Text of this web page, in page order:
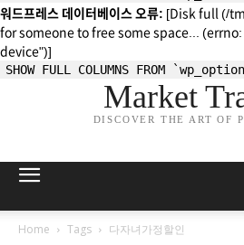
워드프레스 데이터베이스 오류: [Disk full (/
for someone to free some space...
device")]
SHOW FULL COLUMNS FROM
Market
DISCOVER THE ART OF
Home Tags 다자녀가정할인